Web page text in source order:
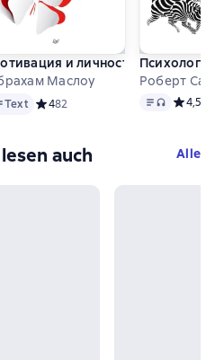
496 оценок
и личность
Маслоу
Text Средний рейтинг 4 на основе 82
482
Роберт
Text, 4,5
auch Alle